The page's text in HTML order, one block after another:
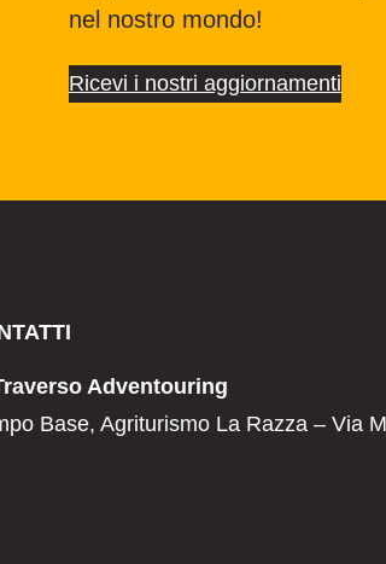
nel nostro mondo!
Ricevi i nostri aggiornamenti
Adventouring
Base, Agriturismo La Razza – Via